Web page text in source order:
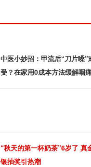
中医小妙招：甲流后“刀片嗓”
受？在家用0成本方法缓解咽
“秋天的第一杯奶茶”6岁了 真
银抽奖引热潮